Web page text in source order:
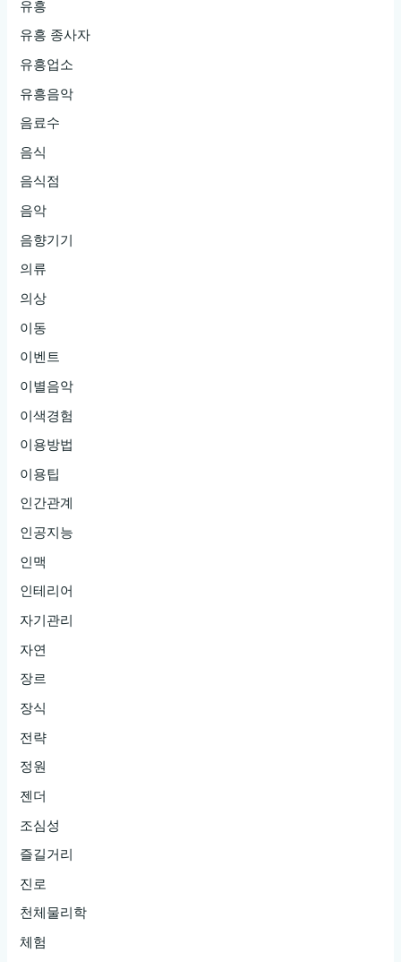
유흥
유흥 종사자
유흥업소
유흥음악
음료수
음식
음식점
음악
음향기기
의류
의상
이동
이벤트
이별음악
이색경험
이용방법
이용팁
인간관계
인공지능
인맥
인테리어
자기관리
자연
장르
장식
전략
정원
젠더
조심성
즐길거리
진로
천체물리학
체험